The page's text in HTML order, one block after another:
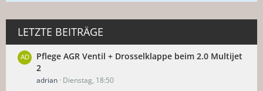
LETZTE BEITRÄGE
Pflege AGR Ventil + Drosselklappe beim 2.0 Multijet
2
adrian Dienstag, 18:50